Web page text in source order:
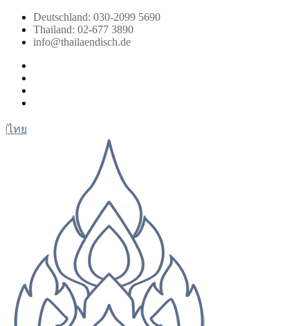
Zum
Inhalt
springen
Deutschland: 030-2099 5690
Thailand: 02-677 3890
info@thailaendisch.de
|ไทย